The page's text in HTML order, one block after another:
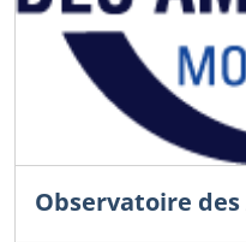
Observatoire